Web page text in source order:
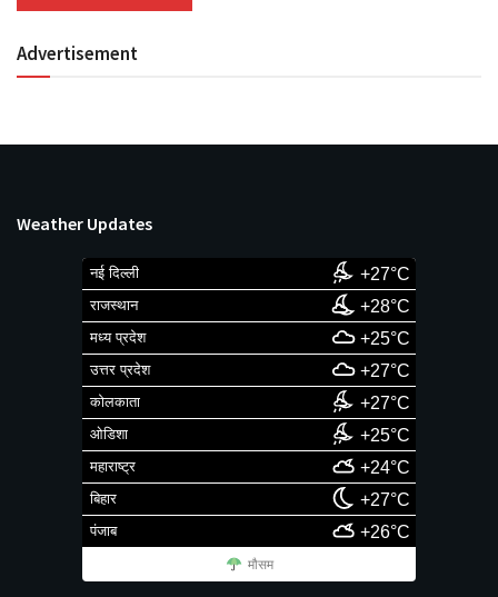
Advertisement
Weather Updates
नई दिल्ली +27°C
राजस्थान +28°C
मध्य प्रदेश +25°C
उत्तर प्रदेश +27°C
कोलकाता +27°C
ओडिशा +25°C
महाराष्ट्र +24°C
बिहार +27°C
पंजाब +26°C
मौसम